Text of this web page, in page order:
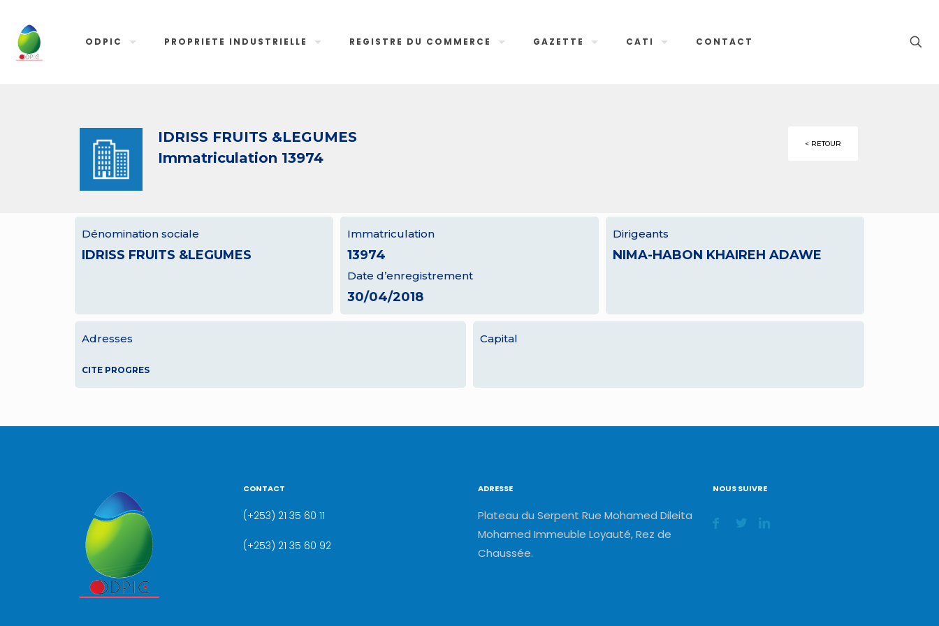
ODPIC PROPRIETE INDUSTRIELLE REGISTRE DU COMMERCE GAZETTE CATI CONTACT
IDRISS FRUITS &LEGUMES
Immatriculation 13974
< RETOUR
Dénomination sociale
IDRISS FRUITS &LEGUMES
Immatriculation
13974
Date d’enregistrement
30/04/2018
Dirigeants
NIMA-HABON KHAIREH ADAWE
Adresses
CITE PROGRES
Capital
CONTACT
(+253) 21 35 60 11
(+253) 21 35 60 92
ADRESSE
Plateau du Serpent Rue Mohamed Dileita
Mohamed Immeuble Loyauté, Rez de
Chaussée.
NOUS SUIVRE